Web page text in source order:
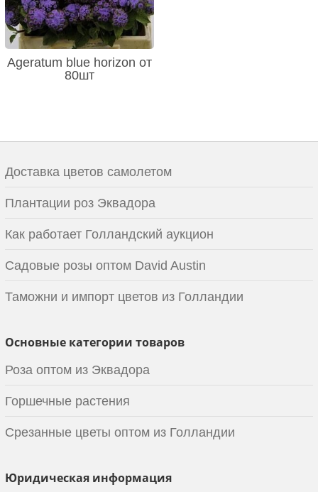
Ageratum blue horizon от
80шт
Доставка цветов самолетом
Плантации роз Эквадора
Как работает Голландский аукцион
Садовые розы оптом David Austin
Таможни и импорт цветов из Голландии
Основные категории товаров
Роза оптом из Эквадора
Горшечные растения
Срезанные цветы оптом из Голландии
Юридическая информация